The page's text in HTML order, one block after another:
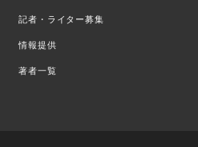
記者・ライター募集
情報提供
著者一覧